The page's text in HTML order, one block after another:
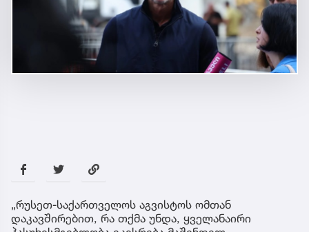
„რუსეთ-საქართველოს აგვისტოს ომთან
დაკავშირებით, რა თქმა უნდა, ყველანაირი